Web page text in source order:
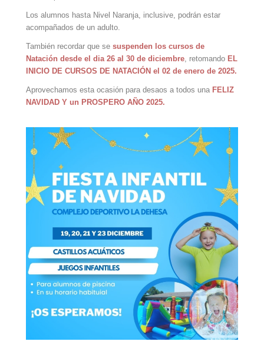
Los alumnos hasta Nivel Naranja, inclusive, podrán estar
acompañados de un adulto.
También recordar que se suspenden los cursos de
Natación desde el dia 26 al 30 de diciembre, retomandoEL
INICIO DE CURSOS DE NATACIÓN el 02 de enero de 2025.
Aprovechamos esta ocasión para desaos a todos una FELIZ
NAVIDAD Y un PROSPERO AÑO 2025.